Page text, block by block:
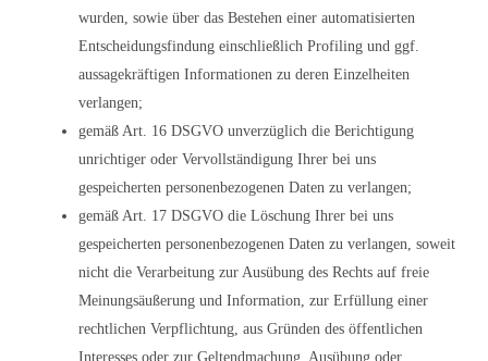
wurden, sowie über das Bestehen einer automatisierten
Entscheidungsfindung einschließlich Profiling und ggf.
aussagekräftigen Informationen zu deren Einzelheiten
verlangen;
gemäß Art. 16 DSGVO unverzüglich die Berichtigung
unrichtiger oder Vervollständigung Ihrer bei uns
gespeicherten personenbezogenen Daten zu verlangen;
gemäß Art. 17 DSGVO die Löschung Ihrer bei uns
gespeicherten personenbezogenen Daten zu verlangen, soweit
nicht die Verarbeitung zur Ausübung des Rechts auf freie
Meinungsäußerung und Information, zur Erfüllung einer
rechtlichen Verpflichtung, aus Gründen des öffentlichen
Interesses oder zur Geltendmachung, Ausübung oder